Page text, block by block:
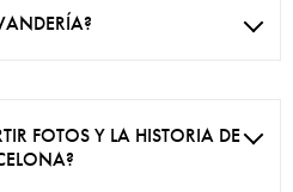
FOTOS Y LA HISTORIA DE